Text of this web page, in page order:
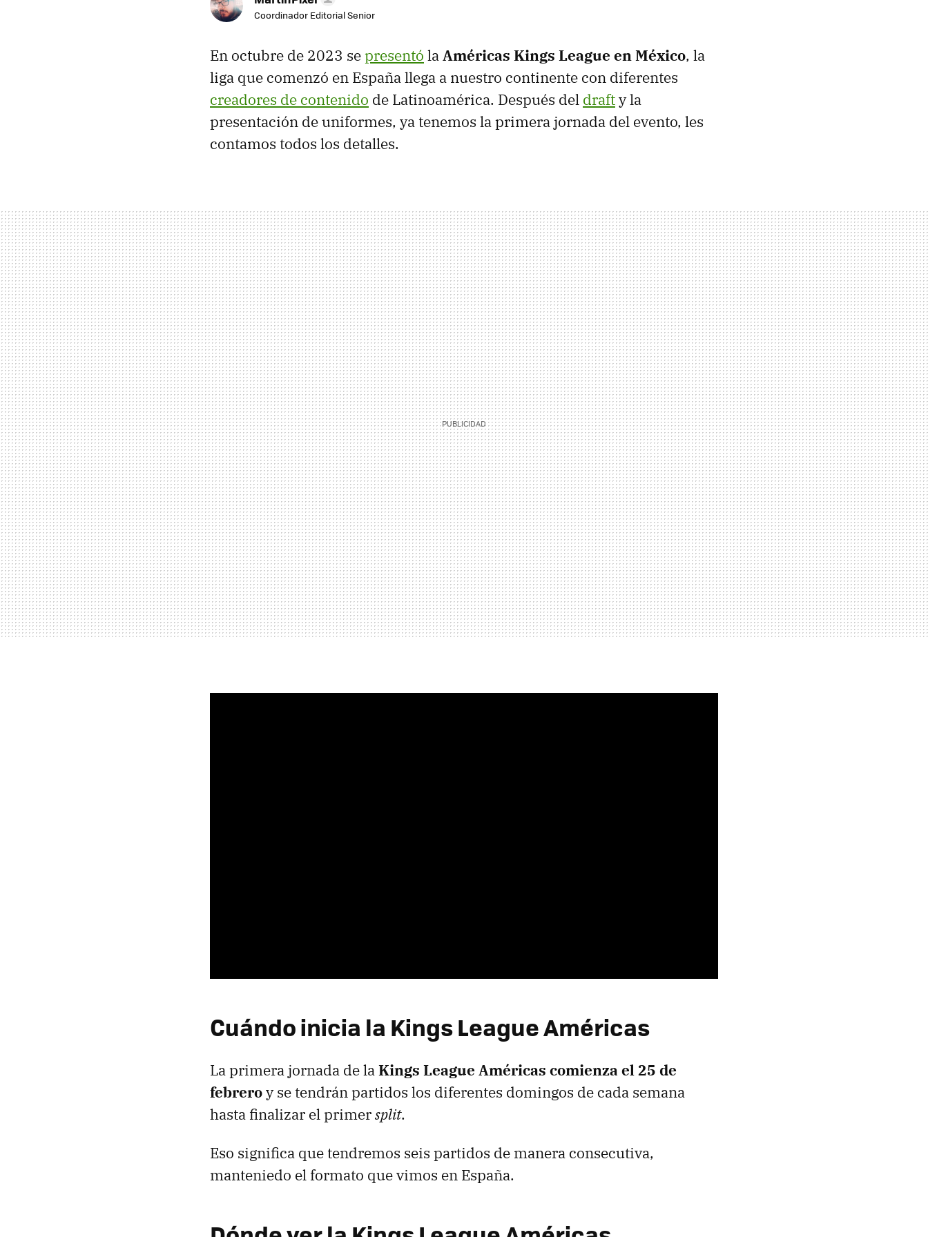
Coordinador Editorial Senior
En octubre de 2023 sepresentó laAméricas Kings League en México, la
liga que comenzó en España llega a nuestro continente con diferentes
creadores de contenido de Latinoamérica. Después del drafty la
presentación de uniformes, ya tenemos la primera jornada del evento, les
contamos todos los detalles.
Cuándo inicia la Kings League Américas
La primera jornada de laKings League Américas comienza el 25 de
febreroy se tendrán partidos los diferentes domingos de cada semana
hasta finalizar el primersplit.
Eso significa que tendremos seis partidos de manera consecutiva,
manteniedo el formato que vimos en España.